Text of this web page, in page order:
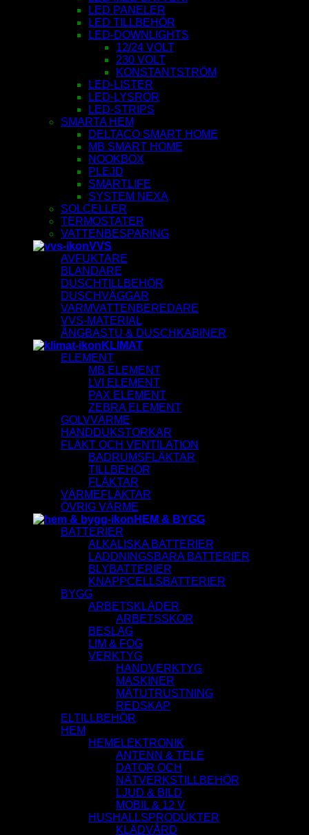
LED PANELER
LED TILLBEHÖR
LED-DOWNLIGHTS
12/24 VOLT
230 VOLT
KONSTANTSTRÖM
LED-LISTER
LED-LYSRÖR
LED-STRIPS
SMARTA HEM
DELTACO SMART HOME
MB SMART HOME
NOOKBOX
PLEJD
SMARTLIFE
SYSTEM NEXA
SOLCELLER
TERMOSTATER
VATTENBESPARING
VVS
AVFUKTARE
BLANDARE
DUSCHTILLBEHÖR
DUSCHVÄGGAR
VARMVATTENBEREDARE
VVS-MATERIAL
ÅNGBASTU & DUSCHKABINER
KLIMAT
ELEMENT
MB ELEMENT
LVI ELEMENT
PAX ELEMENT
ZEBRA ELEMENT
GOLVVÄRME
HANDDUKSTORKAR
FLÄKT OCH VENTILATION
BADRUMSFLÄKTAR
TILLBEHÖR
FLÄKTAR
VÄRMEFLÄKTAR
ÖVRIG VÄRME
HEM & BYGG
BATTERIER
ALKALISKA BATTERIER
LADDNINGSBARA BATTERIER
BLYBATTERIER
KNAPPCELLSBATTERIER
BYGG
ARBETSKLÄDER
ARBETSSKOR
BESLAG
LIM & FOG
VERKTYG
HANDVERKTYG
MASKINER
MÄTUTRUSTNING
REDSKAP
ELTILLBEHÖR
HEM
HEMELEKTRONIK
ANTENN & TELE
DATOR OCH
NÄTVERKSTILLBEHÖR
LJUD & BILD
MOBIL & 12 V
HUSHALLSPRODUKTER
KLÄDVÅRD